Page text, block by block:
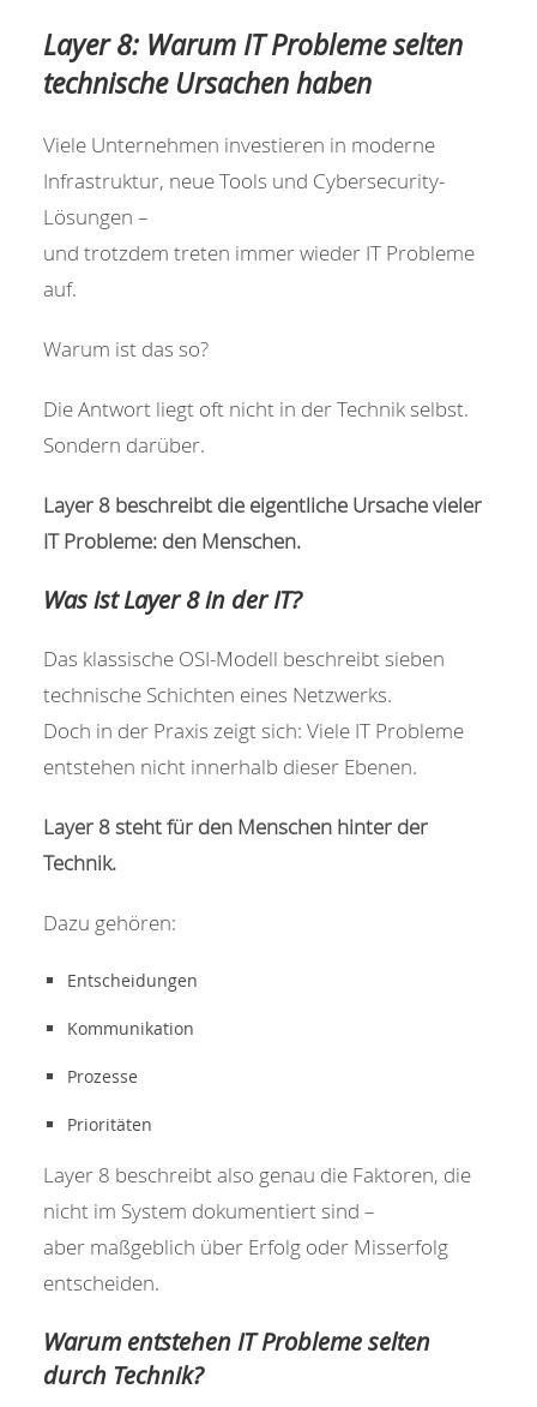
Layer 8: Warum IT Probleme selten
technische Ursachen haben
Viele Unternehmen investieren in moderne
Infrastruktur, neue Tools und Cybersecurity-
Lösungen –
und trotzdem treten immer wieder IT Probleme
auf.
Warum ist das so?
Die Antwort liegt oft nicht in der Technik selbst.
Sondern darüber.
Layer 8 beschreibt die eigentliche Ursache vieler
IT Probleme: den Menschen.
Was ist Layer 8 in der IT?
Das klassische OSI-Modell beschreibt sieben
technische Schichten eines Netzwerks.
Doch in der Praxis zeigt sich: Viele IT Probleme
entstehen nicht innerhalb dieser Ebenen.
Layer 8 steht für den Menschen hinter der
Technik.
Dazu gehören:
Entscheidungen
Kommunikation
Prozesse
Prioritäten
Layer 8 beschreibt also genau die Faktoren, die
nicht im System dokumentiert sind –
aber maßgeblich über Erfolg oder Misserfolg
entscheiden.
Warum entstehen IT Probleme selten
durch Technik?